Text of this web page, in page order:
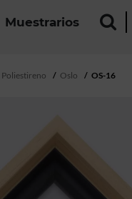
Muestrarios
Poliestireno Oslo OS-16